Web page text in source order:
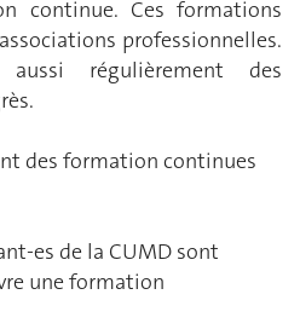
continue. Ces formations
professionnelles.
régulièrement des
des formation continues
es de la CUMD sont
une formation